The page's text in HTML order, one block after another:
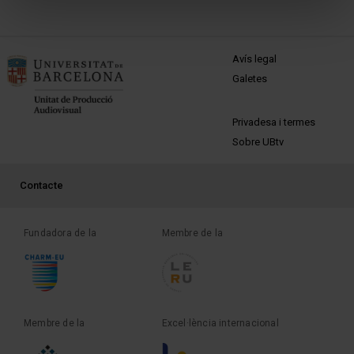
MENÚ PEU 1
Avís legal
Galetes
PEU 2
Privadesa i termes
Sobre UBtv
PEU 3
Contacte
Fundadora de la Membre de la
Membre de la Excel·lència internacional